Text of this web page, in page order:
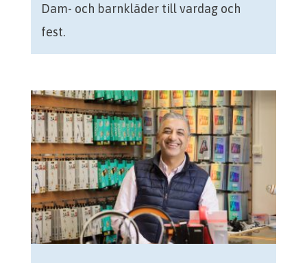
Dam- och barnkläder till vardag och
fest.